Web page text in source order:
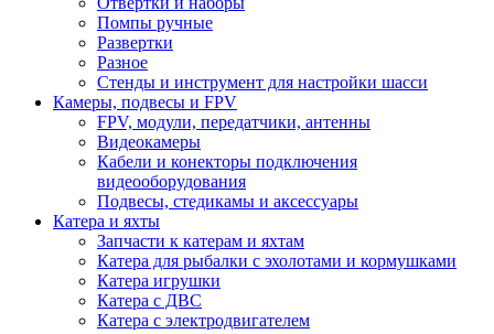
Помпы ручные
Развертки
Разное
Стенды и инструмент для настройки шасси
Камеры, подвесы и FPV
FPV, модули, передатчики, антенны
Видеокамеры
Кабели и конекторы подключения
видеооборудования
Подвесы, стедикамы и аксессуары
Катера и яхты
Запчасти к катерам и яхтам
Катера для рыбалки с эхолотами и кормушками
Катера игрушки
Катера с ДВС
Катера с электродвигателем